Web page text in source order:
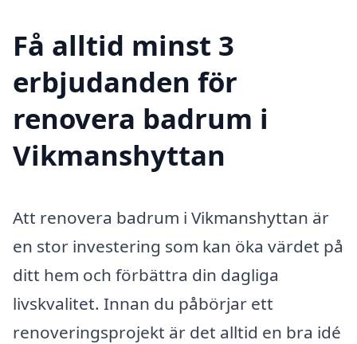
Få alltid minst 3
erbjudanden för
renovera badrum i
Vikmanshyttan
Att renovera badrum i Vikmanshyttan är
en stor investering som kan öka värdet på
ditt hem och förbättra din dagliga
livskvalitet. Innan du påbörjar ett
renoveringsprojekt är det alltid en bra idé